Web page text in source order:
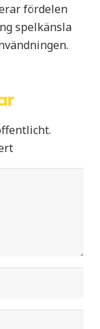
fördelen
spelkänsla